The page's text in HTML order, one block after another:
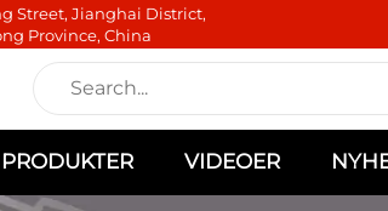
Street, Jianghai District,
Province, China
PRODUKTER VIDEOER